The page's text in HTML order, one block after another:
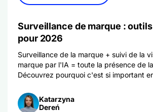
Surveillance de marque :
pour 2026
Surveillance de la marque + suivi de la
marque par l'IA = toute la présence de
Découvrez pourquoi c'est si important
Katarzyna
Dereń